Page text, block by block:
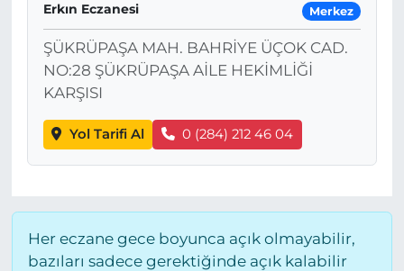
Erkın Eczanesi Merkez
ŞÜKRÜPAŞA MAH. BAHRİYE ÜÇOK CAD.
NO:28 ŞÜKRÜPAŞA AİLE HEKİMLİĞİ
KARŞISI
Yol Tarifi Al 0 (284) 212 46 04
Her eczane gece boyunca açık olmayabilir,
bazıları sadece gerektiğinde açık kalabilir